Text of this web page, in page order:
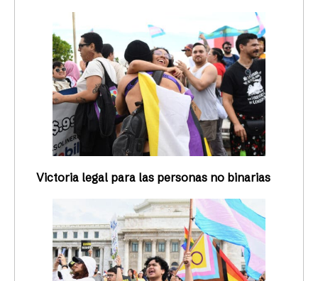
Victoria legal para las personas no binarias